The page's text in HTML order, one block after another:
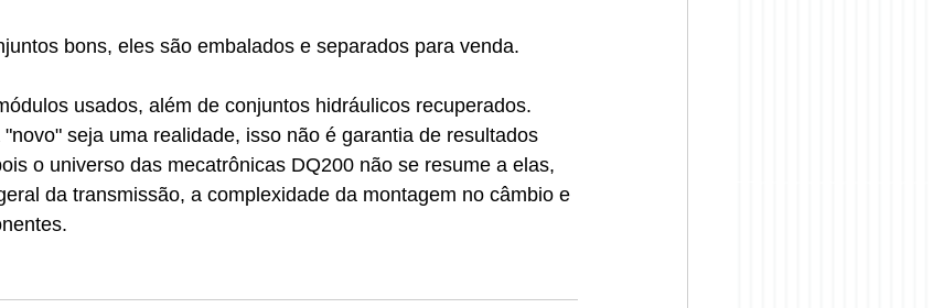
bons, eles são embalados e separados para venda.
usados, além de conjuntos hidráulicos recuperados.
seja uma realidade, isso não é garantia de resultados
o universo das mecatrônicas DQ200 não se resume a elas,
da transmissão, a complexidade da montagem no câmbio e